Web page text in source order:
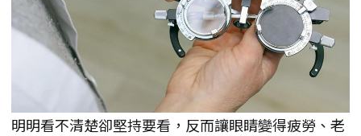
明明看不清楚卻堅持要看，反而讓眼睛變得疲勞、老